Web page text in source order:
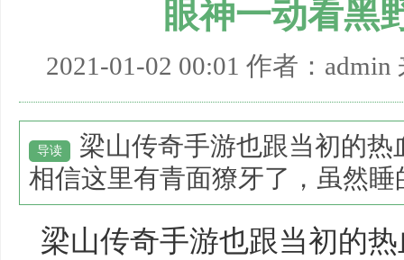
眼神一动看黑
2021-01-02 00:01 作者：admin
导读
梁山传奇手游也跟当初的
相信这里有青面獠牙了，虽然
梁山传奇手游也跟当初的